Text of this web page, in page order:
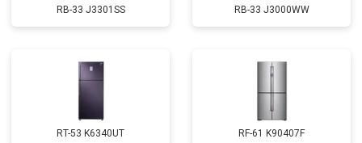
RB-33 J3301SS RB-33 J3000WW
RT-53 K6340UT RF-61 K90407F